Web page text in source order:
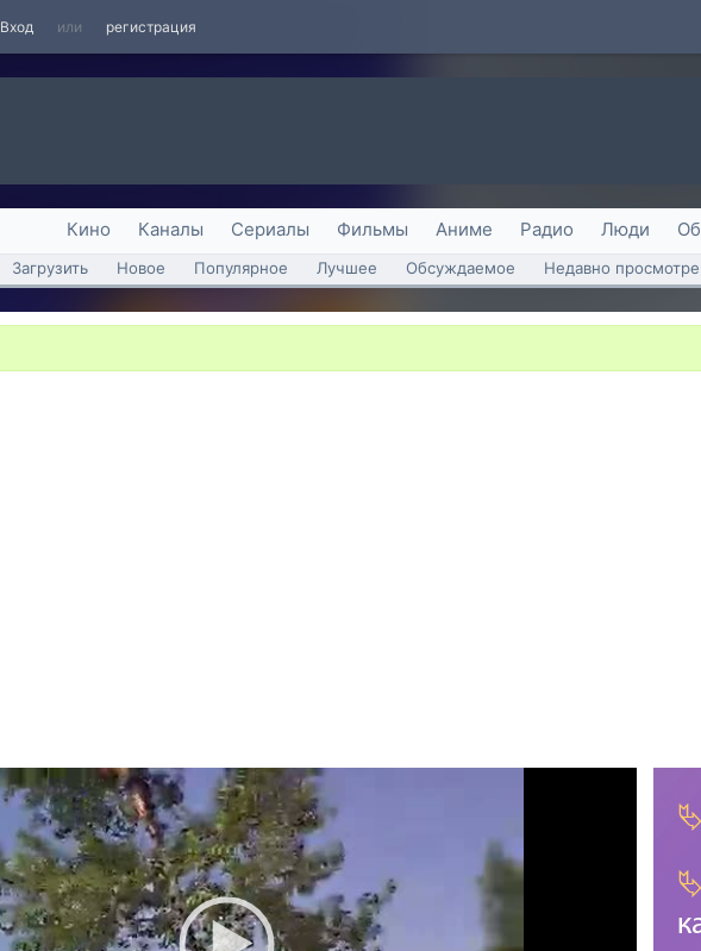
Вход или регистрация
Кино Каналы Сериалы Фильмы Аниме Радио Люди
Загрузить Новое Популярное Лучшее Обсуждаемое Недавно